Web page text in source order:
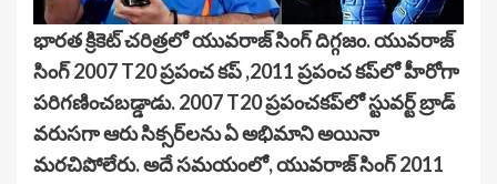
భారత క్రికెట్ చరిత్రలో యువరాజ్ సింగ్ దిగ్గజం. యువరాజ్
సింగ్ 2007 T20 ప్రపంచ కప్ ,2011 ప్రపంచ కప్‌లో హీరోగా
పరిగణించబడ్డాడు. 2007 T20 ప్రపంచకప్‌లో స్టువర్ట్ బ్రాడ్
వరుసగా ఆరు సిక్సర్‌లను ఏ అభిమాని అయినా
మరచిపోలేరు. అదే సమయంలో, యువరాజ్ సింగ్ 2011